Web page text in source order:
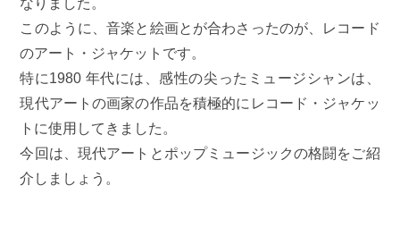
なりました。
このように、音楽と絵画とが合わさったのが、レコード
のアート・ジャケットです。
特に1980 年代には、感性の尖ったミュージシャンは、
現代アートの画家の作品を積極的にレコード・ジャケッ
トに使用してきました。
今回は、現代アートとポップミュージックの格闘をご紹
介しましょう。